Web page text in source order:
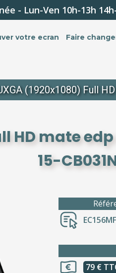
- Lun-Ven 10h-13h
votre ecran Faire
(1920x1080) Full
HD mate
15-
79 €